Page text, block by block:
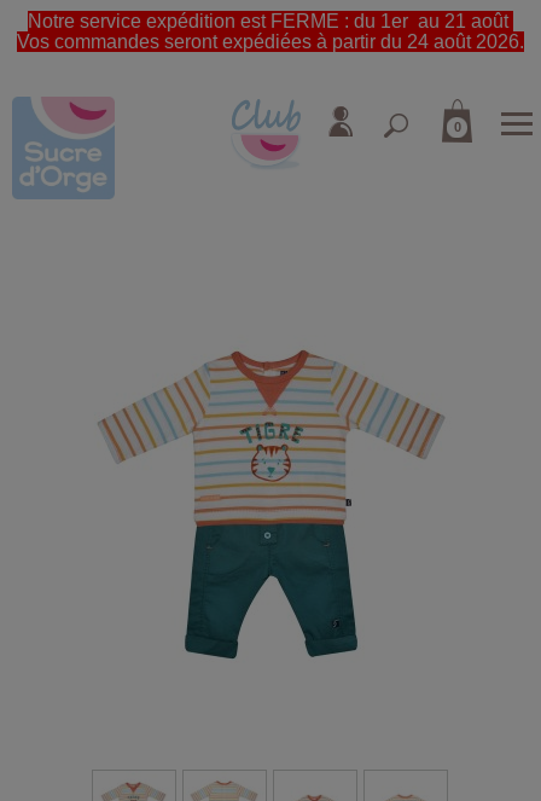
Notre service expédition est FERME : du 1er au 21 août
Vos commandes seront expédiées à partir du 24 août 2026.
0